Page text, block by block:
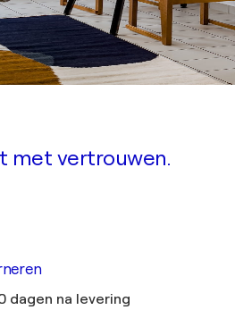
met vertrouwen.
dagen na levering